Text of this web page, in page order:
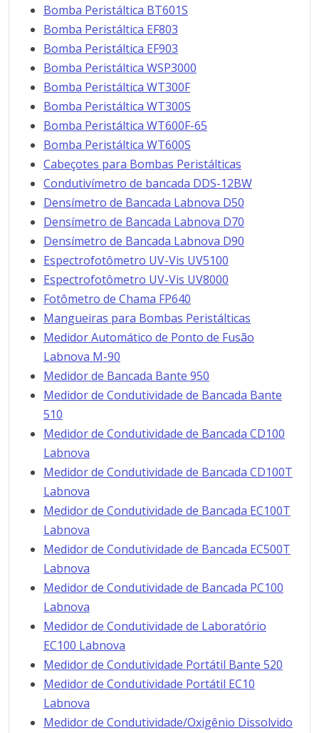
Bomba Peristáltica BT601S
Bomba Peristáltica EF803
Bomba Peristáltica EF903
Bomba Peristáltica WSP3000
Bomba Peristáltica WT300F
Bomba Peristáltica WT300S
Bomba Peristáltica WT600F-65
Bomba Peristáltica WT600S
Cabeçotes para Bombas Peristálticas
Condutivímetro de bancada DDS-12BW
Densímetro de Bancada Labnova D50
Densímetro de Bancada Labnova D70
Densímetro de Bancada Labnova D90
Espectrofotômetro UV-Vis UV5100
Espectrofotômetro UV-Vis UV8000
Fotômetro de Chama FP640
Mangueiras para Bombas Peristálticas
Medidor Automático de Ponto de Fusão
Labnova M-90
Medidor de Bancada Bante 950
Medidor de Condutividade de Bancada Bante
510
Medidor de Condutividade de Bancada CD100
Labnova
Medidor de Condutividade de Bancada CD100T
Labnova
Medidor de Condutividade de Bancada EC100T
Labnova
Medidor de Condutividade de Bancada EC500T
Labnova
Medidor de Condutividade de Bancada PC100
Labnova
Medidor de Condutividade de Laboratório
EC100 Labnova
Medidor de Condutividade Portátil Bante 520
Medidor de Condutividade Portátil EC10
Labnova
Medidor de Condutividade/Oxigênio Dissolvido